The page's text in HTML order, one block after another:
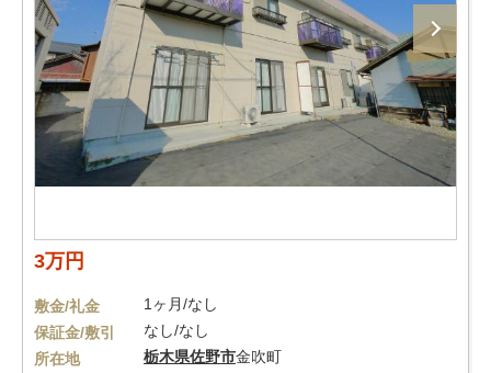
3万円
敷金/礼金
1ヶ月/なし
保証金/敷引
なし/なし
所在地
栃木県佐野市金吹町